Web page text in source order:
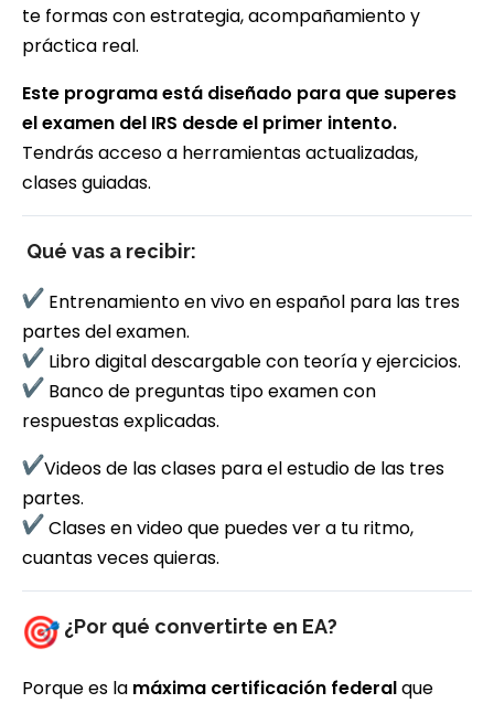
te formas con estrategia, acompañamiento y
práctica real.
Este programa está diseñado para que superes
el examen del IRS desde el primer intento.
Tendrás acceso a herramientas actualizadas,
clases guiadas.
Qué vas a recibir:
Entrenamiento en vivo en español para las tres
partes del examen.
Libro digital descargable con teoría y ejercicios.
Banco de preguntas tipo examen con
respuestas explicadas.
Videos de las clases para el estudio de las tres
partes.
Clases en video que puedes ver a tu ritmo,
cuantas veces quieras.
¿Por qué convertirte en EA?
Porque es la máxima certificación federalque